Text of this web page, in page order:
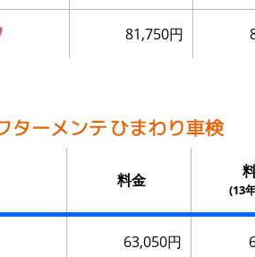
81,750円
料金 (13
63,050円